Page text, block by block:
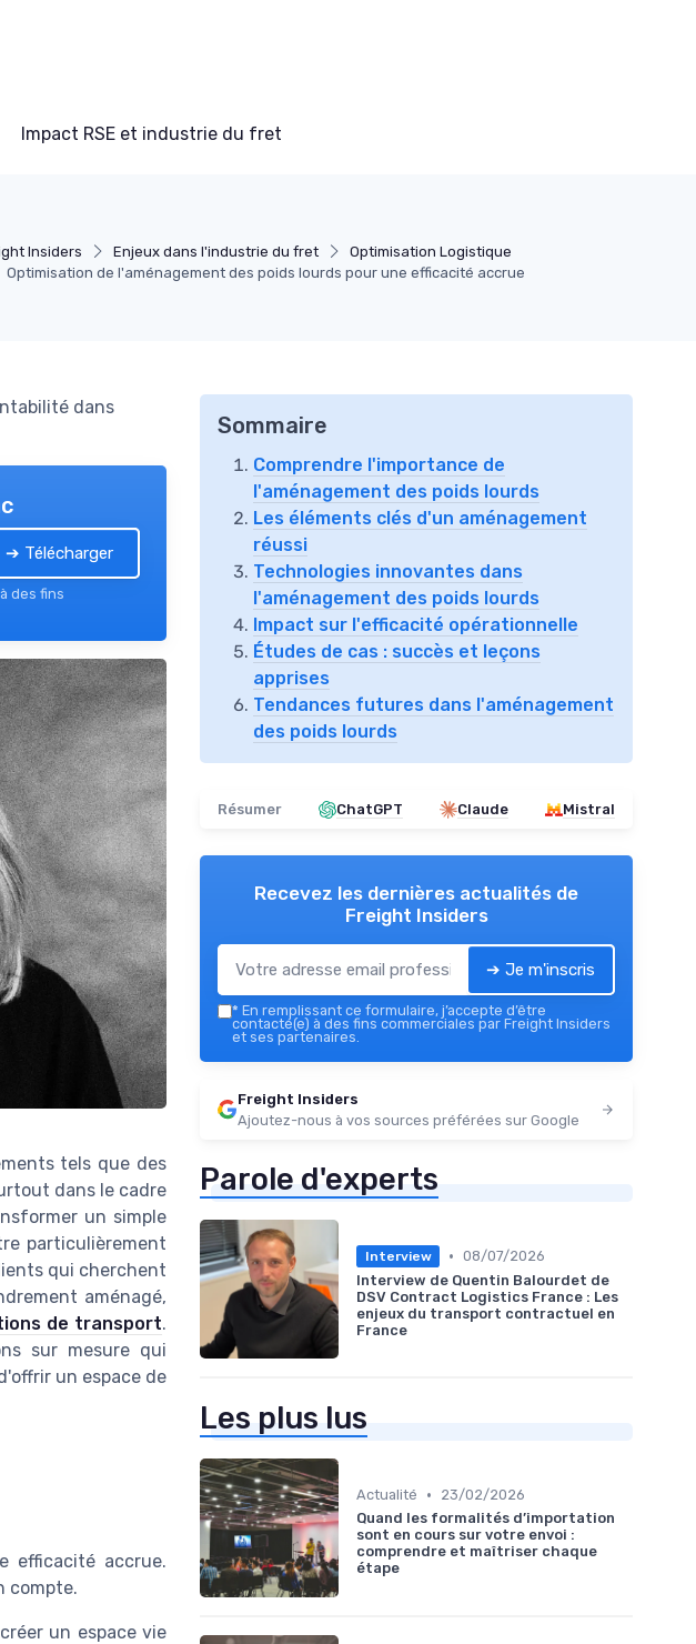
Impact RSE et industrie du fret
Insiders Enjeux dans l'industrie du fret
Optimisation Logistique
Optimisation de l'aménagement des poids lourds pour une efficacité accrue
dans
➔ Télécharger
des fins
tels que des
dans le cadre
un simple
particulièrement
qui cherchent
aménagé,
de transport.
sur mesure qui
un espace de
efficacité accrue.
compte.
un espace vie
Sommaire
Comprendre l'importance de
l'aménagement des poids lourds
Les éléments clés d'un aménagement
réussi
Technologies innovantes dans
l'aménagement des poids lourds
Impact sur l'efficacité opérationnelle
Études de cas : succès et leçons
apprises
Tendances futures dans l'aménagement
des poids lourds
Résumer ChatGPT Claude Mistral
Recevez les dernières actualités de
Freight Insiders
➔ Je m'inscris
* En remplissant ce formulaire, j’accepte d’être
contacté(e) à des fins commerciales par Freight Insiders
et ses partenaires.
Freight Insiders
Ajoutez-nous à vos sources préférées sur Google
Parole d'experts
Interview • 08/07/2026
Interview de Quentin Balourdet de
DSV Contract Logistics France : Les
enjeux du transport contractuel en
France
Les plus lus
Actualité •
23/02/2026
Quand les formalités d’importation
sont en cours sur votre envoi :
comprendre et maîtriser chaque
étape